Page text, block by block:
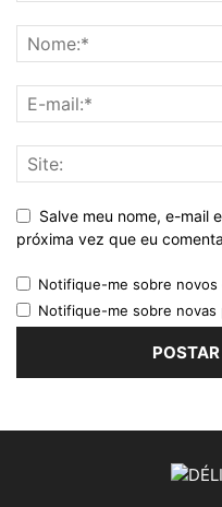
Salve meu nome, e-mail
próxima vez que eu
Notifique-me sobre
Notifique-me sobre novas